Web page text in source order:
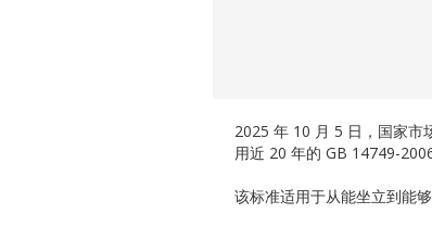
2025 年 10 月 5 日，国家市
用近 20 年的 GB 14749-
该标准适用于从能坐立到能